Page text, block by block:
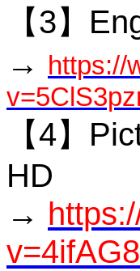
【3】
→
https://
【4】
HD
→